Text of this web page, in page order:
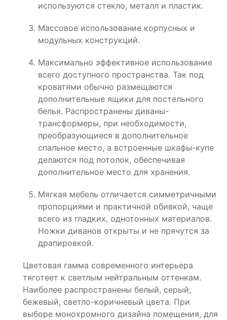
используются стекло, металл и пластик.
Массовое использование корпусных и
модульных конструкций.
Максимально эффективное использование
всего доступного пространства. Так под
кроватями обычно размещаются
дополнительные ящики для постельного
белья. Распространены диваны-
трансформеры, при необходимости,
преобразующиеся в дополнительное
спальное место, а встроенные шкафы-купе
делаются под потолок, обеспечивая
дополнительное место для хранения.
Мягкая мебель отличается симметричными
пропорциями и практичной обивкой, чаще
всего из гладких, однотонных материалов.
Ножки диванов открыты и не прячутся за
драпировкой.
Цветовая гамма современного интерьера
тяготеет к светлым нейтральным оттенкам.
Наиболее распространены белый, серый,
бежевый, светло-коричневый цвета. При
выборе монохромного дизайна помещения, для